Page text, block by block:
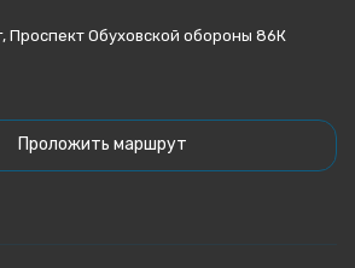
Проспект Обуховской обороны 86К
Проложить маршрут